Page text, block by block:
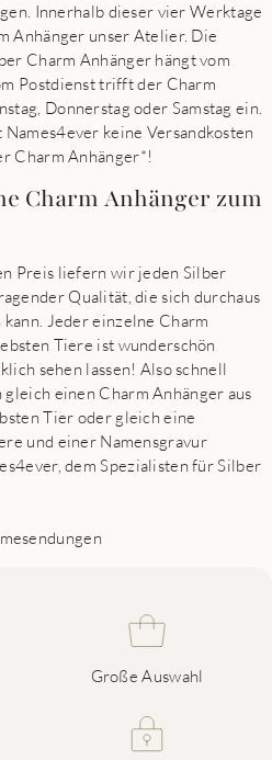
Innerhalb dieser vier Werktage
Anhänger unser Atelier. Die
Charm Anhänger hängt vom
Postdienst trifft der Charm
Donnerstag oder Samstag ein.
keine Versandkosten
Charm Anhänger*!
Charm Anhänger zum
Preis liefern wir jeden Silber
Qualität, die sich durchaus
Jeder einzelne Charm
Tiere ist wunderschön
sehen lassen! Also schnell
einen Charm Anhänger aus
Tier oder gleich eine
und einer Namensgravur
dem Spezialisten für Silber
Große Auswahl